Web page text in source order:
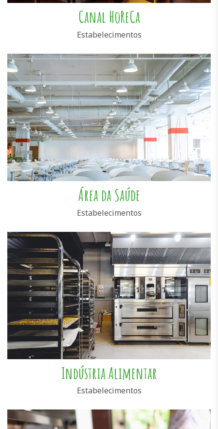
Canal HoReCa
Estabelecimentos
Área da Saúde
Estabelecimentos
Indústria Alimentar
Estabelecimentos